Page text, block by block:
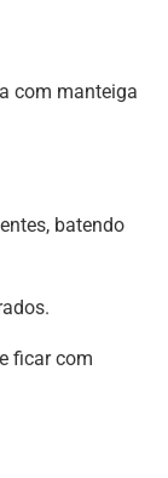
com manteiga
batendo
ficar com